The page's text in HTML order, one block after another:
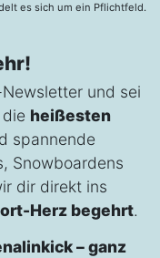
es sich um ein Pflichtfeld.
und sei
heißesten
spannende
Snowboardens
dir direkt ins
Herz begehrt.
– ganz